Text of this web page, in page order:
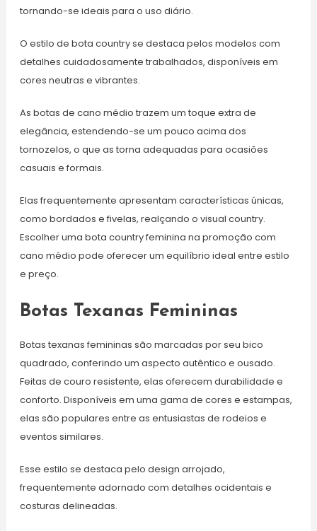
tornando-se ideais para o uso diário.
O estilo de bota country se destaca pelos modelos com
detalhes cuidadosamente trabalhados, disponíveis em
cores neutras e vibrantes.
As botas de cano médio trazem um toque extra de
elegância, estendendo-se um pouco acima dos
tornozelos, o que as torna adequadas para ocasiões
casuais e formais.
Elas frequentemente apresentam características únicas,
como bordados e fivelas, realçando o visual country.
Escolher uma bota country feminina na promoção com
cano médio pode oferecer um equilíbrio ideal entre estilo
e preço.
Botas Texanas Femininas
Botas texanas femininas são marcadas por seu bico
quadrado, conferindo um aspecto autêntico e ousado.
Feitas de couro resistente, elas oferecem durabilidade e
conforto. Disponíveis em uma gama de cores e estampas,
elas são populares entre as entusiastas de rodeios e
eventos similares.
Esse estilo se destaca pelo design arrojado,
frequentemente adornado com detalhes ocidentais e
costuras delineadas.